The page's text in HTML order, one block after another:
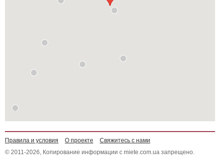
Правила и условия О проекте
Свяжитесь с нами
© 2011-2026, Копирование информации с miete.com.ua запрещено.